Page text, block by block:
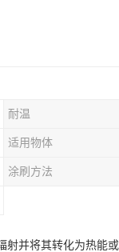
耐温
适用物体
涂刷方法
并将其转化为热能